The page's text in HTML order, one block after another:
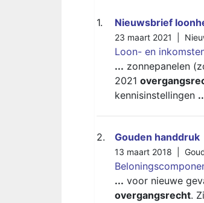
1. Nieuwsbrief
23 maart 2021 |
Loon- en
... zonnepanelen
2021
kennisinstellingen
2. Gouden handdruk
13 maart 2018 |
... voor nieuwe
overgangsrecht.